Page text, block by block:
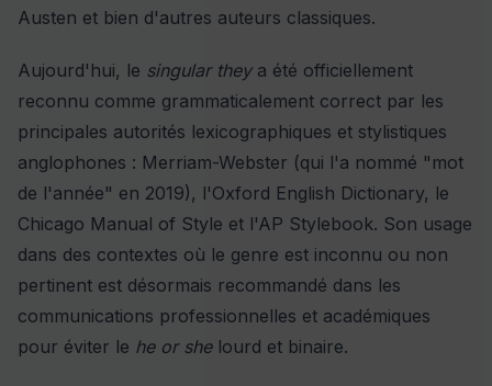
Austen et bien d'autres auteurs classiques.
Aujourd'hui, le singular theya été officiellement
reconnu comme grammaticalement correct par les
principales autorités lexicographiques et stylistiques
anglophones : Merriam-Webster (qui l'a nommé "mot
de l'année" en 2019), l'Oxford English Dictionary, le
Chicago Manual of Style et l'AP Stylebook. Son usage
dans des contextes où le genre est inconnu ou non
pertinent est désormais recommandé dans les
communications professionnelles et académiques
pour éviter le he or shelourd et binaire.